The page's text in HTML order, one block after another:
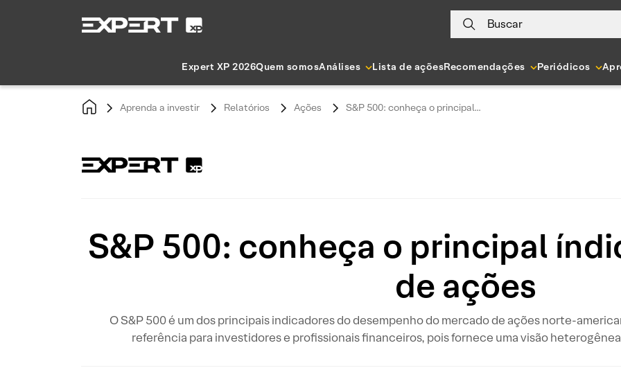
Buscar
Expert XP 2026Quem somosAnálises Lista de açõesRecomendações Periódicos
Aprenda a investir Relatórios Ações S&P 500: conheça o principal...
S&P 500: conheça o principal
de ações
O S&P 500 é um dos principais indicadores do desempenho do mercado de ações norte-
referência para investidores e profissionais financeiros, pois fornece uma visão